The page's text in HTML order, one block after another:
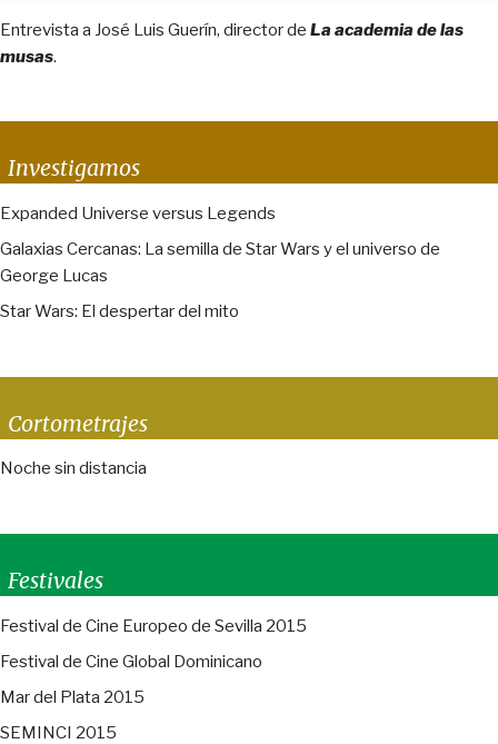
Entrevista a José Luis Guerín, director de La academia de las
musas.
Investigamos
Expanded Universe versus Legends
Galaxias Cercanas: La semilla de Star Wars y el universo de
George Lucas
Star Wars: El despertar del mito
Cortometrajes
Noche sin distancia
Festivales
Festival de Cine Europeo de Sevilla 2015
Festival de Cine Global Dominicano
Mar del Plata 2015
SEMINCI 2015